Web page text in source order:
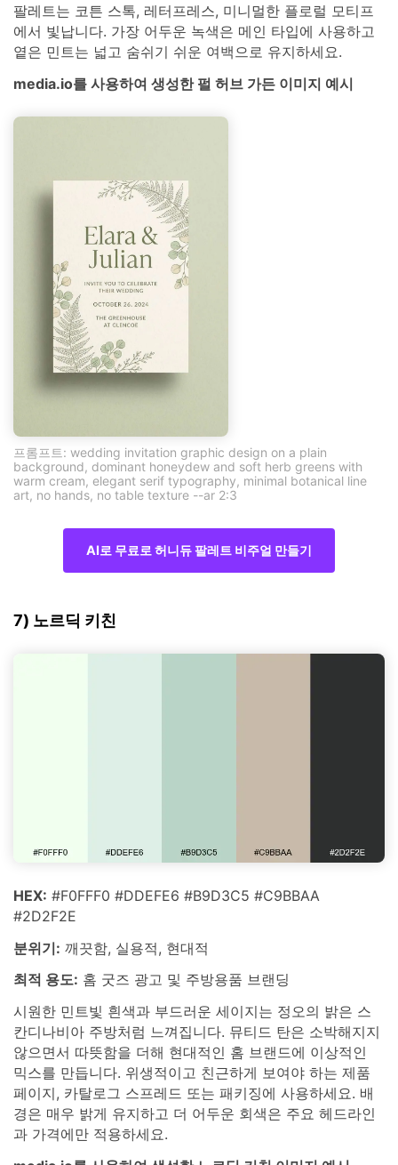
팔레트는 코튼 스톡, 레터프레스, 미니멀한 플로럴 모티프
에서 빛납니다. 가장 어두운 녹색은 메인 타입에 사용하고
옅은 민트는 넓고 숨쉬기 쉬운 여백으로 유지하세요.
media.io를 사용하여 생성한 펄 허브 가든 이미지 예시
프롬프트: wedding invitation graphic design on a plain
background, dominant honeydew and soft herb greens with
warm cream, elegant serif typography, minimal botanical line
art, no hands, no table texture --ar 2:3
AI로 무료로 허니듀 팔레트 비주얼 만들기
7) 노르딕 키친
HEX: #F0FFF0 #DDEFE6 #B9D3C5 #C9BBAA
#2D2F2E
분위기: 깨끗함, 실용적, 현대적
최적 용도: 홈 굿즈 광고 및 주방용품 브랜딩
시원한 민트빛 흰색과 부드러운 세이지는 정오의 밝은 스
칸디나비아 주방처럼 느껴집니다. 뮤티드 탄은 소박해지지
않으면서 따뜻함을 더해 현대적인 홈 브랜드에 이상적인
믹스를 만듭니다. 위생적이고 친근하게 보여야 하는 제품
페이지, 카탈로그 스프레드 또는 패키징에 사용하세요. 배
경은 매우 밝게 유지하고 더 어두운 회색은 주요 헤드라인
과 가격에만 적용하세요.